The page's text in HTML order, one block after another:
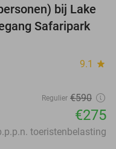
53%
bij Lake
Safaripark
9.1 star
Regulier €590
€275
toeristenbelasting